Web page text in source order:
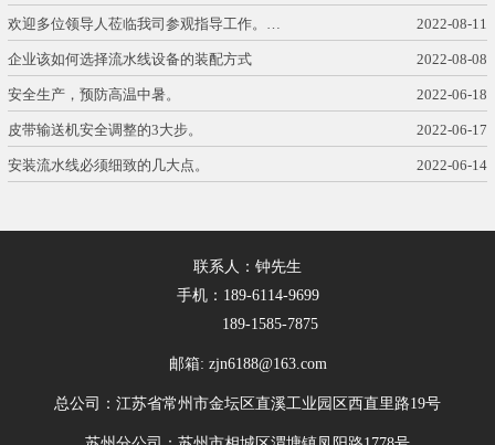
欢迎多位领导人莅临我司参观指导工作。… 2022-08-11
企业该如何选择流水线设备的装配方式 2022-08-08
安全生产，预防高温中暑。 2022-06-18
皮带输送机安全调整的3大步。 2022-06-17
安装流水线必须细致的几大点。 2022-06-14
联系人：钟先生
手机：189-6114-9699
189-1585-7875
邮箱: zjn6188@163.com
总公司：江苏省常州市金坛区直溪工业园区西直里路19号